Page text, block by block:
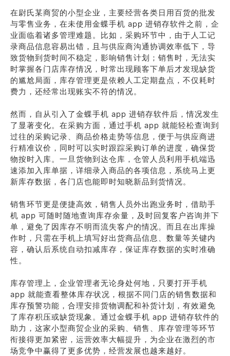
在尉氏某商贸的小型企业，主要经营各类日用百货的批发
与零售业务，在未使用金蝶手机 app 进销存软件之前，企
业面临着诸多管理难题。比如，采购环节中，由于人工记
录商品信息容易出错，且与供应商沟通协调效率低下，导
致货物到货时间不稳定，影响销售计划；销售时，无法实
时掌握各门店库存情况，时常出现顾客下单后才发现缺货
的尴尬局面，库存管理更是依赖人工定期盘点，不仅耗时
费力，还经常出现账实不符的情况。
然而，自从引入了金蝶手机 app 进销存软件后，情况发生
了显著变化。在采购方面，通过手机 app 就能轻松查询到
过往的采购记录、商品价格走势等信息，便于与供应商进
行精准议价，同时可以实时跟踪采购订单的进度，确保货
物按时入库。一旦货物到达仓库，仓管人员利用手机端迅
速添加入库单据，详细录入商品的各项信息，系统马上更
新库存数据，各门店也能即时知晓新品到货情况。
销售环节更是便捷高效，销售人员外出跑业务时，借助手
机 app 可随时随地查询库存余量，及时回复客户咨询并下
单，避免了因库存不明而流失客户的情况。而且在出库操
作时，只需在手机上填写好出货商品信息、数量等关键内
容，确认后系统自动扣减库存，保证库存数据的实时准确
性。
库存管理上，企业管理者无论身处何地，只要打开手机
app 就能查看整体库存状况，根据不同门店的销售数据和
库存预警功能，合理安排货物调配和补货计划，有效避免
了库存积压或缺货现象。通过金蝶手机 app 进销存软件的
助力，这家小型商贸企业的采购、销售、库存管理等环节
衔接得更加紧密，运营效率大幅提升，为企业在激烈的市
场竞争中赢得了更多优势，经营发展也越来越好。